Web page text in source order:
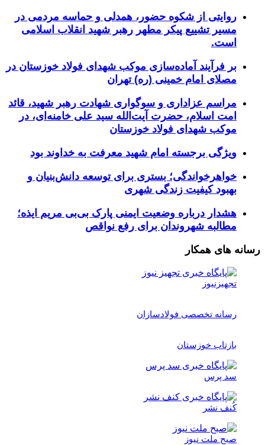
روایتی از شکوه حضور، همدلی و حماسه مردمی در
مسیر تشییع پیکر مطهر رهبر شهید انقلاب اسلامی
است.
بر فرآیند آماده‌سازی موکب شهدای فولاد خوزستان در
مصلای امام خمینی (ره) تهران
مراسم عزاداری و سوگواری شهادت رهبر شهید، قائد
امت اسلام، حضرت آیت‌الله سید علی خامنه‌ای، در
موکب شهدای فولاد خوزستان
ویژگی برجسته امام شهید معرفت به خداوند بود
خواهرخواندگی؛ بستری برای توسعه دانش‌بنیان و
بهبود کیفیت زندگی شهری
هشدار درباره وضعیت ایمنی پارک بی‌بی مریم ایذه؛
مطالبه شهروندان برای رفع نواقص
رسانه های همکار
تجهیزنیوز
رسانه تخصصی فولادسازان
بازتاب خوزستان
سد پرس
کُنف نشر
صبح ملت نیوز